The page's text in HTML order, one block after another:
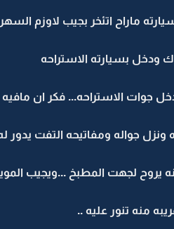
ماراح اتئخر بجيب لاوزم
بسيارته الاستراحه
جوات الاستراحه... فكر ان مافيه
جواله ومفاتيحه التفت يدور
يروح لجهت المطبخ ...ويجيب
منه تنور عليه ..